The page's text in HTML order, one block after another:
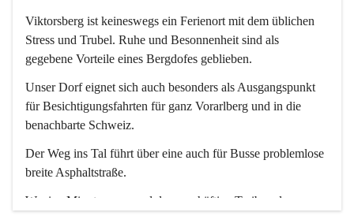
Viktorsberg ist keineswegs ein Ferienort mit dem üblichen
Stress und Trubel. Ruhe und Besonnenheit sind als
gegebene Vorteile eines Bergdofes geblieben.
Unser Dorf eignet sich auch besonders als Ausgangspunkt
für Besichtigungsfahrten für ganz Vorarlberg und in die
benachbarte Schweiz.
Der Weg ins Tal führt über eine auch für Busse problemlose
breite Asphaltstraße.
Wenige Minuten nur, und das geschäftige Treiben der